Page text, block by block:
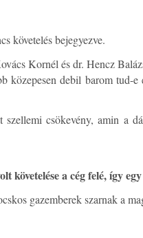
követelés bejegyezve.
Kornél és dr. Hencz
közepesen debil barom tud-
csökevény, amin a
a cég felé, így egy
gazemberek szarnak a